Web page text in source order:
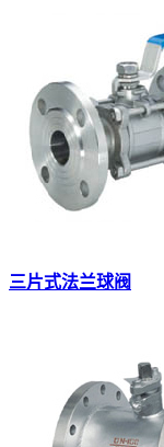
三片式法兰球阀